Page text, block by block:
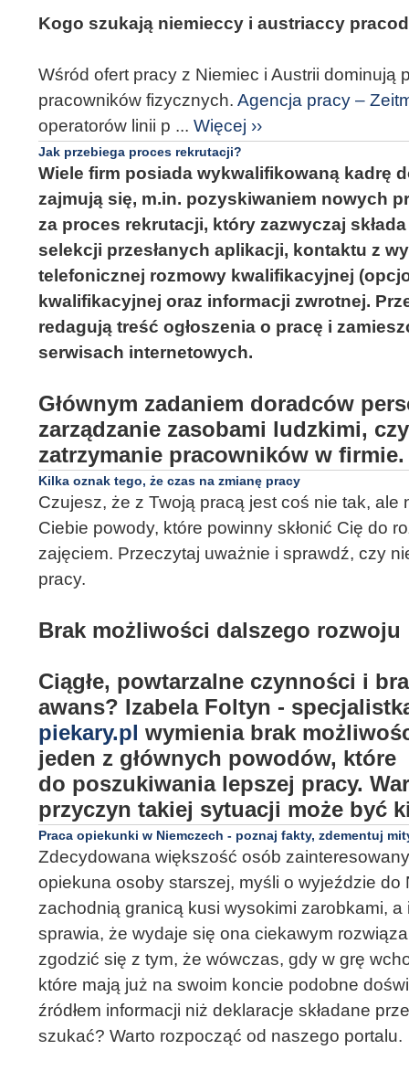
Kogo szukają niemieccy i austriaccy
Wśród ofert pracy z Niemiec i Austrii dominują
pracowników fizycznych. Agencja pracy –
operatorów linii p ... Więcej ››
Jak przebiega proces rekrutacji?
Wiele firm posiada wykwalifikowaną kadrę
zajmują się, m.in. pozyskiwaniem nowych
za proces rekrutacji, który zazwyczaj
selekcji przesłanych aplikacji, kontaktu z
telefonicznej rozmowy kwalifikacyjnej
kwalifikacyjnej oraz informacji zwrotnej.
redagują treść ogłoszenia o pracę i
serwisach internetowych.
Głównym zadaniem doradców
zarządzanie zasobami ludzkimi,
zatrzymanie pracowników w
Kilka oznak tego, że czas na zmianę pracy
Czujesz, że z Twoją pracą jest coś nie tak, ale
Ciebie powody, które powinny skłonić Cię do
zajęciem. Przeczytaj uważnie i sprawdź, czy
pracy.
Brak możliwości dalszego rozwoju
Ciągłe, powtarzalne czynności i
awans? Izabela Foltyn -
piekary.pl wymienia brak
jeden z głównych powodów,
do poszukiwania lepszej pracy.
przyczyn takiej sytuacji może być
Praca opiekunki w Niemczech - poznaj fakty, zdementuj
Zdecydowana większość osób
opiekuna osoby starszej, myśli o wyjeździe do
zachodnią granicą kusi wysokimi zarobkami,
sprawia, że wydaje się ona ciekawym
zgodzić się z tym, że wówczas, gdy w grę
które mają już na swoim koncie podobne
źródłem informacji niż deklaracje składane
szukać? Warto rozpocząć od naszego portalu.